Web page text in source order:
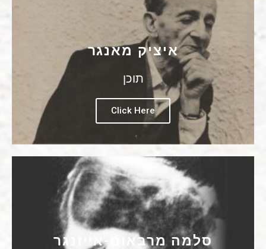
איציק מאנגר
תוכן
Click Here
סלמה מרבאום-אייזנגר